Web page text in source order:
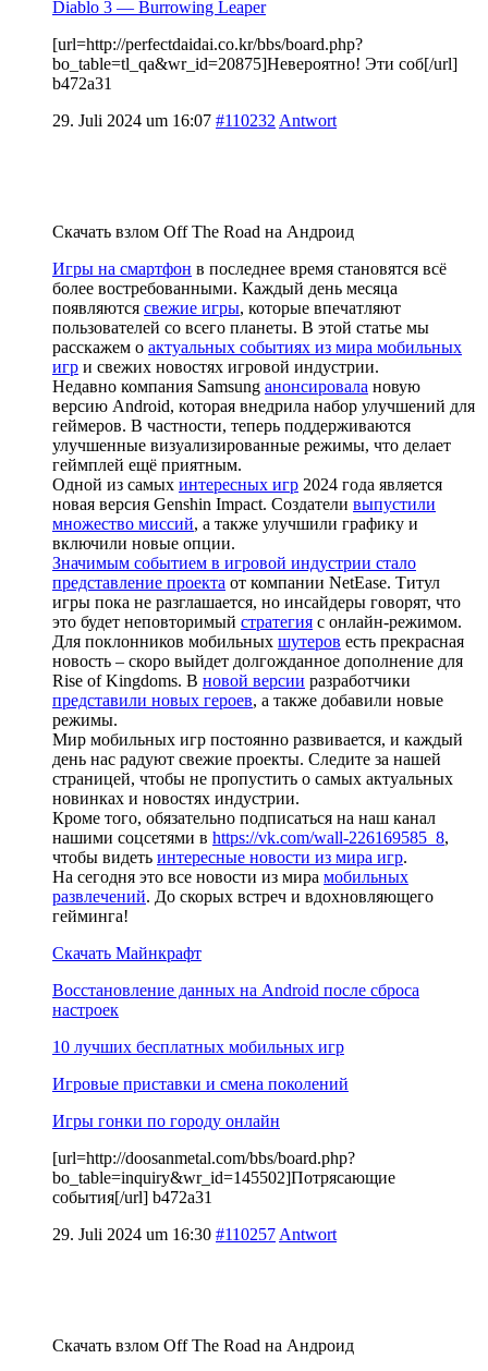
Diablo 3 — Burrowing Leaper
[url=http://perfectdaidai.co.kr/bbs/board.php?
bo_table=tl_qa&wr_id=20875]Невероятно! Эти соб[/url]
b472a31
29. Juli 2024 um 16:07 #110232 Antwort
Скачать взлом Off The Road на Андроид
Игры на смартфон в последнее время становятся всё
более востребованными. Каждый день месяца
появляются свежие игры, которые впечатляют
пользователей со всего планеты. В этой статье мы
расскажем о актуальных событиях из мира мобильных
игр и свежих новостях игровой индустрии.
Недавно компания Samsung анонсировала новую
версию Android, которая внедрила набор улучшений для
геймеров. В частности, теперь поддерживаются
улучшенные визуализированные режимы, что делает
геймплей ещё приятным.
Одной из самых интересных игр 2024 года является
новая версия Genshin Impact. Создатели выпустили
множество миссий, а также улучшили графику и
включили новые опции.
Значимым событием в игровой индустрии стало
представление проекта от компании NetEase. Титул
игры пока не разглашается, но инсайдеры говорят, что
это будет неповторимый стратегия с онлайн-режимом.
Для поклонников мобильных шутеров есть прекрасная
новость – скоро выйдет долгожданное дополнение для
Rise of Kingdoms. В новой версии разработчики
представили новых героев, а также добавили новые
режимы.
Мир мобильных игр постоянно развивается, и каждый
день нас радуют свежие проекты. Следите за нашей
страницей, чтобы не пропустить о самых актуальных
новинках и новостях индустрии.
Кроме того, обязательно подписаться на наш канал
нашими соцсетями в https://vk.com/wall-226169585_8,
чтобы видеть интересные новости из мира игр.
На сегодня это все новости из мира мобильных
развлечений. До скорых встреч и вдохновляющего
гейминга!
Скачать Майнкрафт
Восстановление данных на Android после сброса
настроек
10 лучших бесплатных мобильных игр
Игровые приставки и смена поколений
Игры гонки по городу онлайн
[url=http://doosanmetal.com/bbs/board.php?
bo_table=inquiry&wr_id=145502]Потрясающие
события[/url] b472a31
29. Juli 2024 um 16:30 #110257 Antwort
Скачать взлом Off The Road на Андроид